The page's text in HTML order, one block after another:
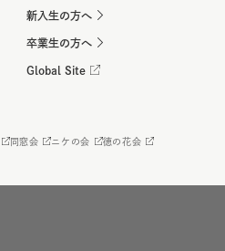
新入生の方へ
卒業生の方へ
Global Site
同窓会 ニケの会 徳の花会